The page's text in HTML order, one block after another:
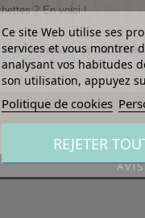
? En voici !
à réaliser vos
Ce site Web utilise ses
services et vous montrer
analysant vos habitudes
son utilisation, appuyez
Politique de cookies
REJETER